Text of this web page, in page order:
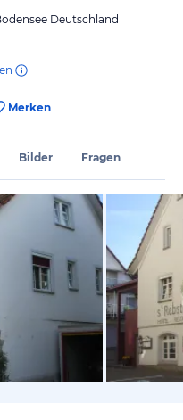
Deutschland
Merken
Bilder Fragen
von